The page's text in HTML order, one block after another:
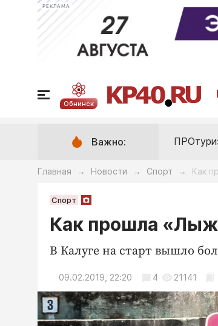
РЕКЛАМА
Обнинск
Важно:
Главная → Новости → Спорт → Как
Спорт
Как прошла
В Калуге на старт вышло
09.02.2019, 22:20 4 21141